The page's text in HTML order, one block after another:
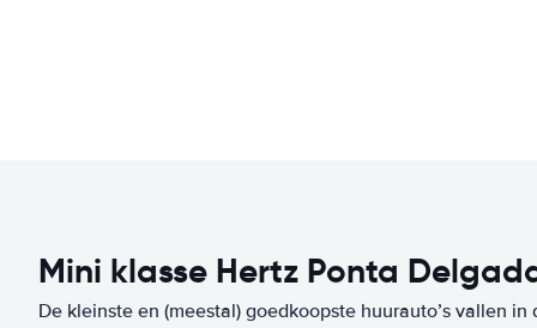
Mini klasse Hertz Ponta
De kleinste en (meestal) goedkoopste huurauto’s vallen